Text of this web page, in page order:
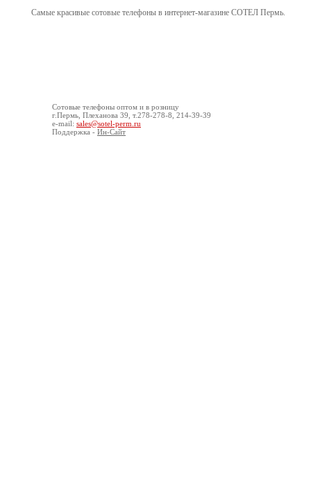
Самые красивые сотовые телефоны в интернет-магазине СОТЕЛ Пермь.
Сотовые телефоны оптом и в розницу
г.Пермь, Плеханова 39, т.278-278-8, 214-39-39
e-mail: sales@sotel-perm.ru
Поддержка - Ин-Сайт